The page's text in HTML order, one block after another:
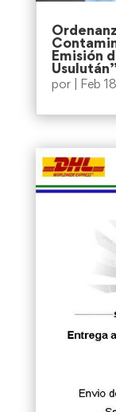
Emisión
Usulután”
por Feb